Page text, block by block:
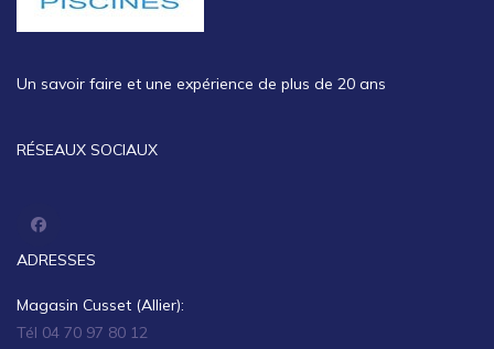
Un savoir faire et une expérience de plus de 20 ans
RÉSEAUX SOCIAUX
ADRESSES
Magasin Cusset (Allier):
Tél 04 70 97 80 12